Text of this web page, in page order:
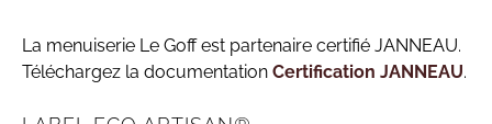
La menuiserie Le Goff est partenaire certifié JANNEAU.
Téléchargez la documentation Certification JANNEAU.